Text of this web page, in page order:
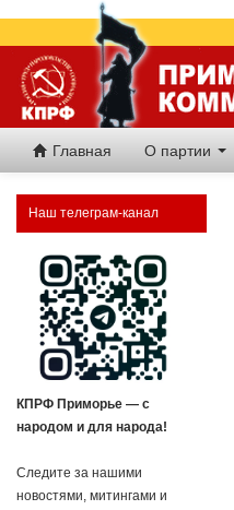
Главная О партии
Наш телеграм-канал
КПРФ Приморье — с
народом и для народа!
Следите за нашими
новостями, митингами и